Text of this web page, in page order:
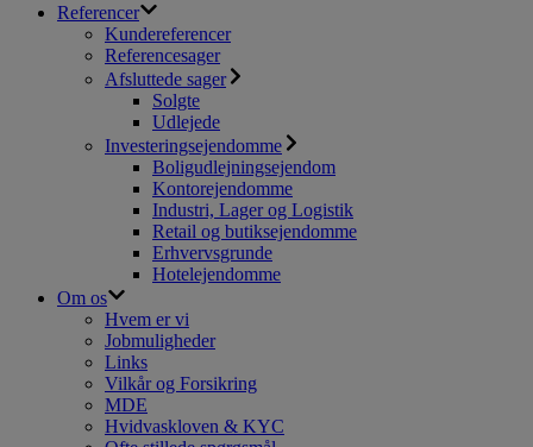
Referencer
Kundereferencer
Referencesager
Afsluttede sager
Solgte
Udlejede
Investeringsejendomme
Boligudlejningsejendom
Kontorejendomme
Industri, Lager og Logistik
Retail og butiksejendomme
Erhvervsgrunde
Hotelejendomme
Om os
Hvem er vi
Jobmuligheder
Links
Vilkår og Forsikring
MDE
Hvidvaskloven & KYC